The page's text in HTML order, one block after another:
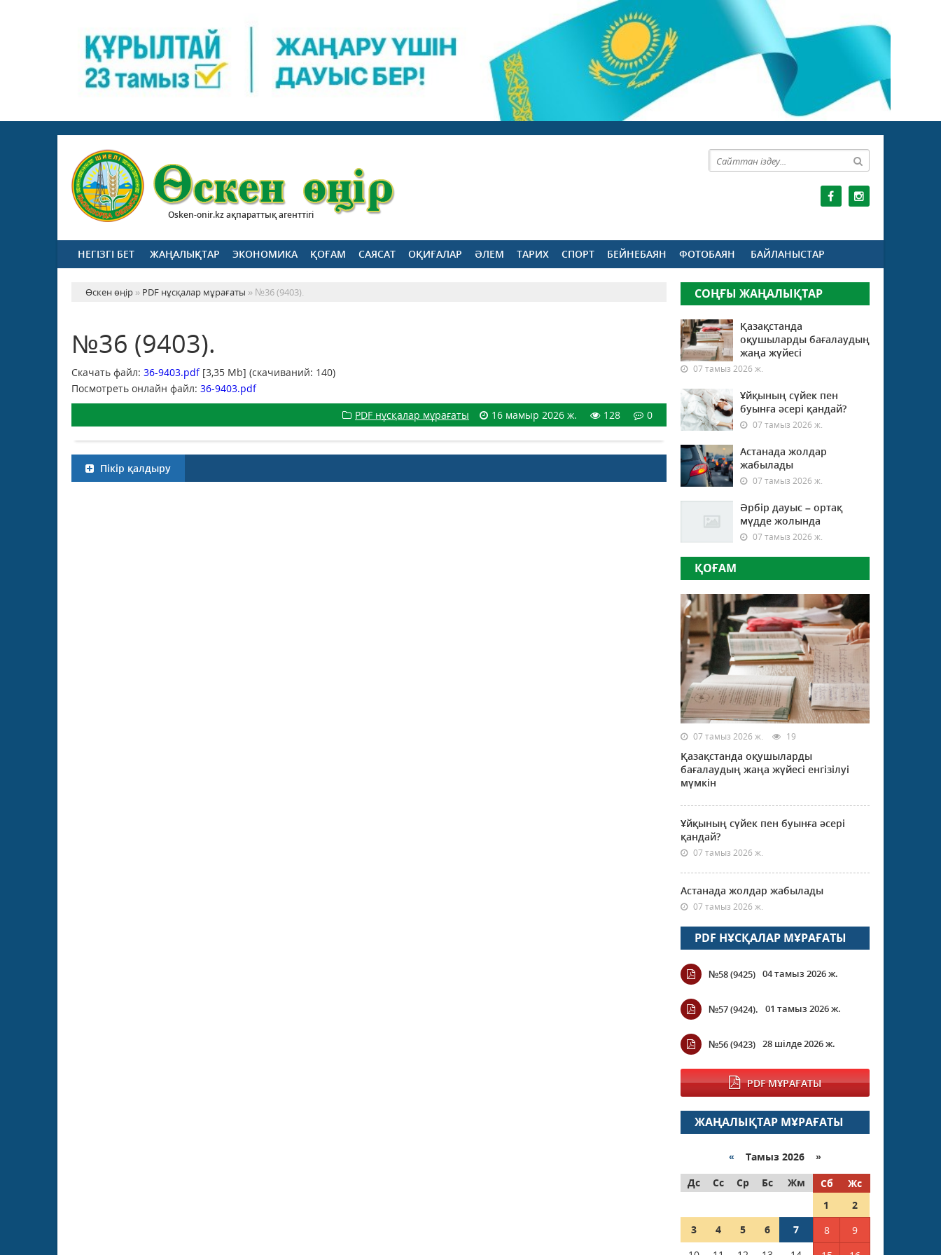
Osken-onir.kz ақпараттық агенттігі
НЕГІЗГІ БЕТ ЖАҢАЛЫҚТАР ЭКОНОМИКА ҚОҒАМ САЯСАТ ОҚИҒАЛАР ӘЛЕМ ТАРИХ СПОРТ БЕЙНЕБАЯН ФОТОБАЯН БАЙЛАНЫСТАР
Өскен өңір » PDF нұсқалар мұрағаты » №36 (9403).
№36 (9403).
Скачать файл: 36-9403.pdf[3,35 Mb] (cкачиваний: 140)
Посмотреть онлайн файл: 36-9403.pdf
PDF нұсқалар мұрағаты
16 мамыр 2026 ж. 128 0
Пікір қалдыру
СОҢҒЫ ЖАҢАЛЫҚТАР
Қазақстанда
оқушыларды бағалаудың
жаңа жүйесі
07 тамыз 2026 ж.
Ұйқының сүйек пен
буынға әсері қандай?
07 тамыз 2026 ж.
Астанада жолдар
жабылады
07 тамыз 2026 ж.
Әрбір дауыс – ортақ
мүдде жолында
07 тамыз 2026 ж.
ҚОҒАМ
07 тамыз 2026 ж. 19
Қазақстанда оқушыларды
бағалаудың жаңа жүйесі енгізілуі
мүмкін
Ұйқының сүйек пен буынға әсері
қандай?
07 тамыз 2026 ж.
Астанада жолдар жабылады
07 тамыз 2026 ж.
PDF НҰСҚАЛАР МҰРАҒАТЫ
№58 (9425) 04 тамыз 2026 ж.
№57 (9424). 01 тамыз 2026 ж.
№56 (9423) 28 шілде 2026 ж.
PDF МҰРАҒАТЫ
ЖАҢАЛЫҚТАР МҰРАҒАТЫ
« Тамыз 2026 »
Дс
Сс Ср Бс Жм Сб
Жс
1
2
3
4 5 6 7 8
9